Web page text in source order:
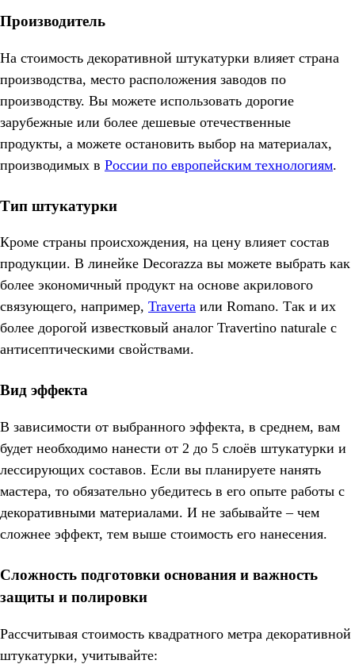
Производитель
На стоимость декоративной штукатурки влияет страна
производства, место расположения заводов по
производству. Вы можете использовать дорогие
зарубежные или более дешевые отечественные
продукты, а можете остановить выбор на материалах,
производимых в России по европейским технологиям.
Тип штукатурки
Кроме страны происхождения, на цену влияет состав
продукции. В линейке Decorazza вы можете выбрать как
более экономичный продукт на основе акрилового
связующего, например, Traverta или Romano. Так и их
более дорогой известковый аналог Travertino naturale c
антисептическими свойствами.
Вид эффекта
В зависимости от выбранного эффекта, в среднем, вам
будет необходимо нанести от 2 до 5 слоёв штукатурки и
лессирующих составов. Если вы планируете нанять
мастера, то обязательно убедитесь в его опыте работы с
декоративными материалами. И не забывайте – чем
сложнее эффект, тем выше стоимость его нанесения.
Сложность подготовки основания и важность
защиты и полировки
Рассчитывая стоимость квадратного метра декоративной
штукатурки, учитывайте: